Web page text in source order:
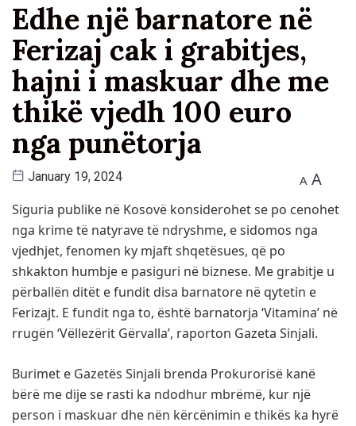
Edhe një barnatore në
Ferizaj cak i grabitjes,
hajni i maskuar dhe me
thikë vjedh 100 euro
nga punëtorja
January 19, 2024 A A
Siguria publike në Kosovë konsiderohet se po cenohet
nga krime të natyrave të ndryshme, e sidomos nga
vjedhjet, fenomen ky mjaft shqetësues, që po
shkakton humbje e pasiguri në biznese. Me grabitje u
përballën ditët e fundit disa barnatore në qytetin e
Ferizajt. E fundit nga to, është barnatorja ‘Vitamina’ në
rrugën ‘Vëllezërit Gërvalla’, raporton Gazeta Sinjali.
Burimet e Gazetës Sinjali brenda Prokurorisë kanë
bërë me dije se rasti ka ndodhur mbrëmë, kur një
person i maskuar dhe nën kërcënimin e thikës ka hyrë